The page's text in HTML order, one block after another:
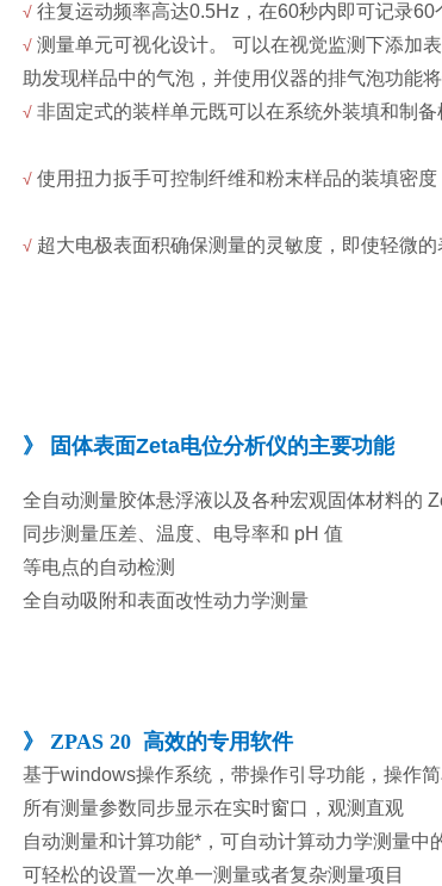
√ 往复运动频率高达0.5Hz，在60秒内即可记录
√ 测量单元可视化设计。 可以在视觉监测下添加
助发现样品中的气泡，并使用仪器的排气泡功能
√ 非固定式的装样单元既可以在系统外装填和制
√ 使用扭力扳手可控制纤维和粉末样品的装填密度
√ 超大电极表面积确保测量的灵敏度，即使轻微的
》 固体表面Zeta电位分析仪的主要功能
全自动测量胶体悬浮液以及各种宏观固体材料的
同步测量压差、温度、电导率和 pH 值
等电点的自动检测
全自动吸附和表面改性动力学测量
》 ZPAS 20 高效的专用软件
基于windows操作系统，带操作引导功能，操作
所有测量参数同步显示在实时窗口，观测直观
自动测量和计算功能*，可自动计算动力学测量
可轻松的设置一次单一测量或者复杂测量项目